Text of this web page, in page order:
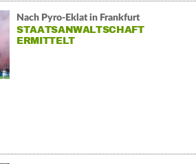
Nach Pyro-Eklat in Frankfurt
STAATSANWALTSCHAFT
ERMITTELT